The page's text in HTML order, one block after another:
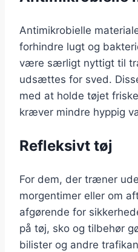
Antimikrobielle
forhindre lugt og
være særligt nyttigt til
udsættes for sved.
med at holde tøjet
kræver mindre hyppig
Refleksivt tøj
For dem, der træner
morgentimer eller om
afgørende for
på tøj, sko og tilbehør
bilister og andre